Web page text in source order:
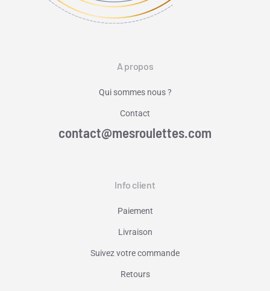
A propos
Qui sommes nous ?
Contact
contact@mesroulettes.com
Info client
Paiement
Livraison
Suivez votre commande
Retours